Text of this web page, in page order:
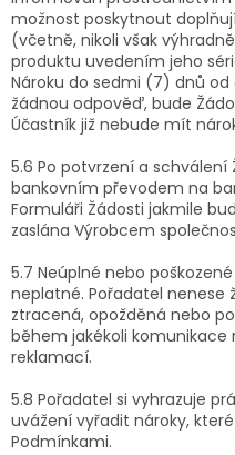
možnost poskytnout
(včetně, nikoli však
produktu uvedením jeho
Nároku do sedmi (7) dnů
žádnou odpověď, bude
Účastník již nebude mít
5.6 Po potvrzení a schválení
bankovním převodem na
Formuláři Žádosti jakmile
zaslána Výrobcem
5.7 Neúplné nebo
neplatné. Pořadatel nenese
ztracená, opožděná nebo
během jakékoli
reklamací.
5.8 Pořadatel si vyhrazuje
uvážení vyřadit nároky,
Podmínkami.